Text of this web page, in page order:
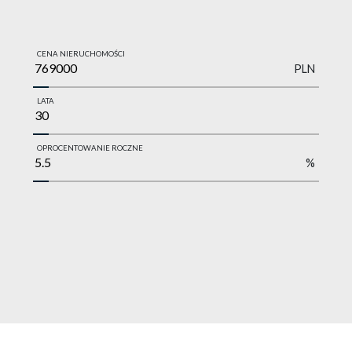
CENA NIERUCHOMOŚCI
PLN
LATA
OPROCENTOWANIE ROCZNE
%